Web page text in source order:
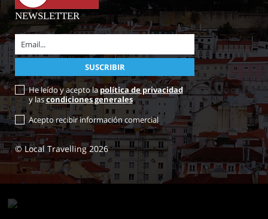
NEWSLETTER
He leído y acepto lapolítica de privacidad
y lascondiciones generales
Acepto recibir información comercial
© Local Travelling 2026